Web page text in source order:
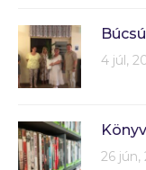
4 júl,
26 jún,